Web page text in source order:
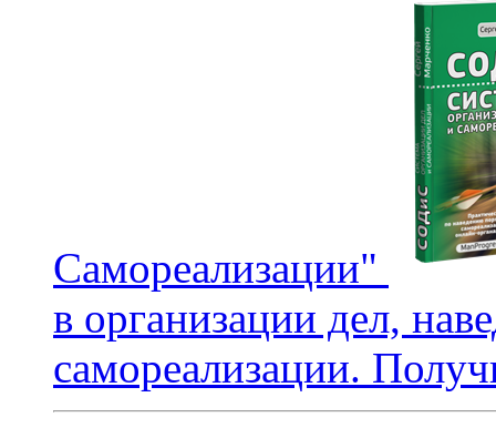
Самореализации"
в организации дел,
самореализации.